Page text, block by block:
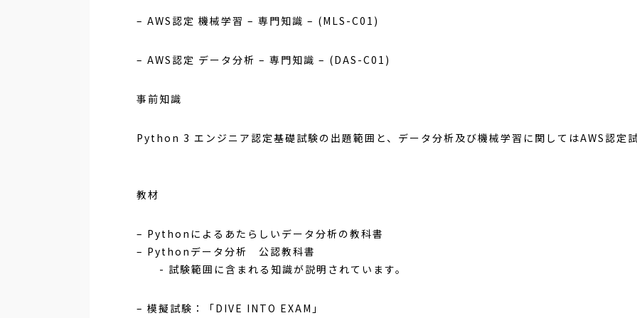
– AWS認定 機械学習 – 専門知識 – (MLS-C01)
– AWS認定 データ分析 – 専門知識 – (DAS-C01)
事前知識
Python 3 エンジニア認定基礎試験の出題範囲と、データ分析及び機械学習に関してはAWS認定
教材
– Pythonによるあたらしいデータ分析の教科書
– Pythonデータ分析 公認教科書
- 試験範囲に含まれる知識が説明されています。
– 模擬試験：「DIVE INTO EXAM」